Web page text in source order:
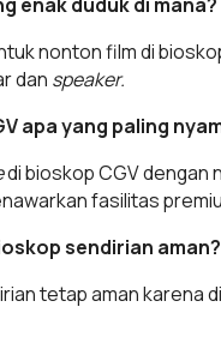
nonton film di
dan speaker.
apa yang paling
di bioskop CGV dengan
fasilitas
sendirian aman?
tetap aman karena